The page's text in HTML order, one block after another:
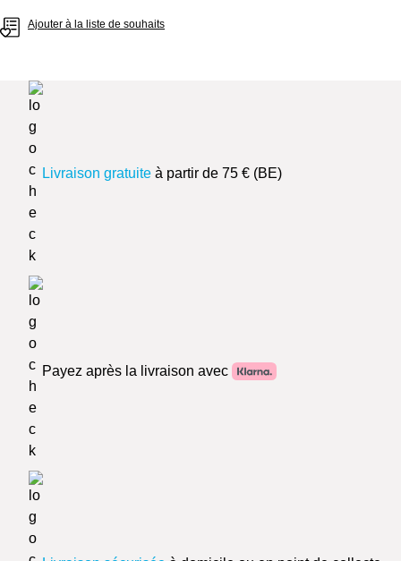
Ajouter à la liste de souhaits
Livraison gratuite à partir de 75 € (BE)
Payez après la livraison avec